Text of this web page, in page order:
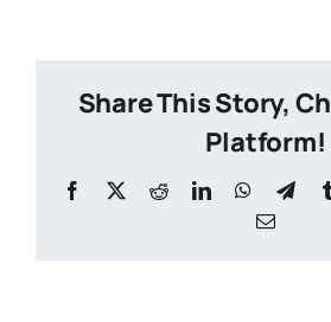
Share This Story,
Platform!
Facebook
X RedditLinkedIn
Email